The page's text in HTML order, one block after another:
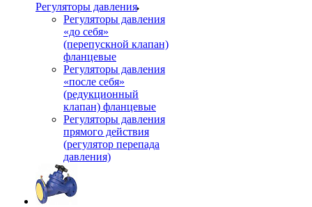
Регуляторы давления
Регуляторы давления
«до себя»
(перепускной клапан)
фланцевые
Регуляторы давления
«после себя»
(редукционный
клапан) фланцевые
Регуляторы давления
прямого действия
(регулятор перепада
давления)